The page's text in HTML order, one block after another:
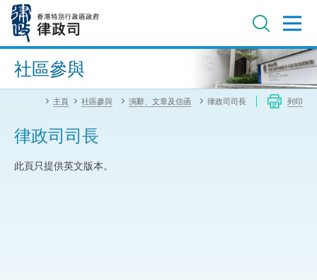
內
進階搜尋
社區參與
主頁 社區參與 演辭、文章及信函 律政司司長 列印
律政司司長
此頁只提供英文版本。